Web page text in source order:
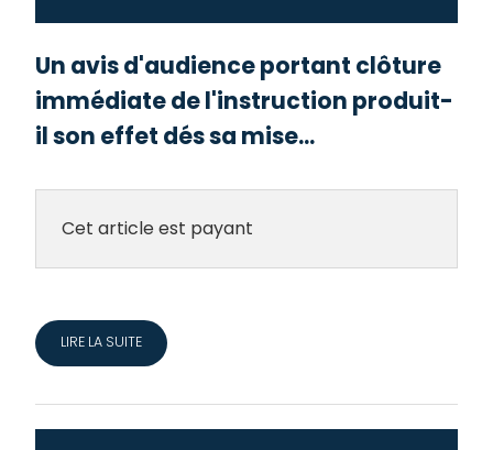
Un avis d'audience portant clôture
immédiate de l'instruction produit-
il son effet dés sa mise...
Cet article est payant
LIRE LA SUITE